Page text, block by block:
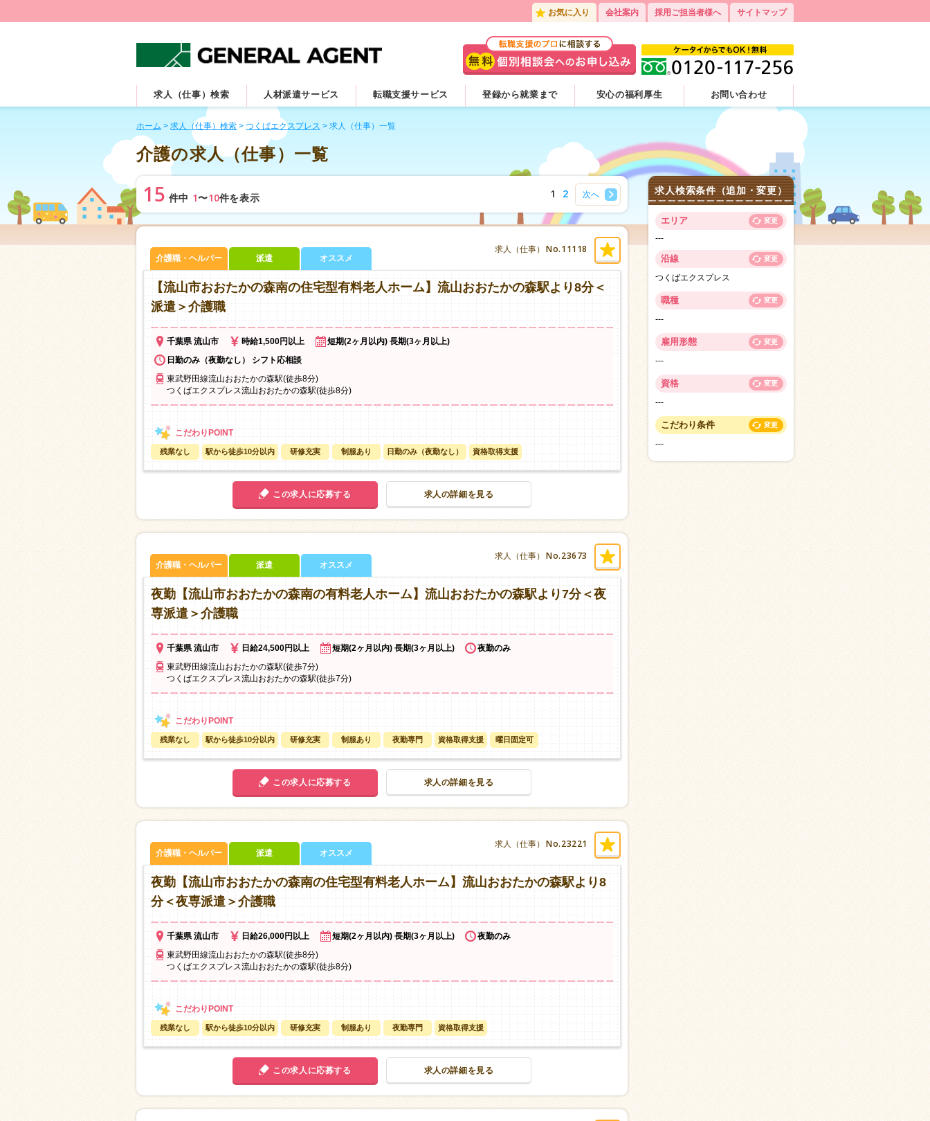
お気に入り 会社案内 採用ご担当者様へ サイトマップ
求人（仕事）検索 人材派遣サービス 転職支援サービス 登録から就業まで 安心の福利厚生 お問い合わせ
ホーム > 求人（仕事）検索 > つくばエクスプレス > 求人（仕事）一覧
介護の求人（仕事）一覧
15 件中 1〜10件を表示 1 2 次へ
求人（仕事） No.11118
介護職・ヘルパー 派遣 オススメ
【流山市おおたかの森南の住宅型有料老人ホーム】流山おおたかの森駅より8分＜
派遣＞介護職
千葉県 流山市 時給1,500円以上
短期(2ヶ月以内) 長期(3ヶ月以上)
日勤のみ（夜勤なし） シフト応相談
東武野田線流山おおたかの森駅(徒歩8分)
つくばエクスプレス流山おおたかの森駅(徒歩8分)
残業なし 駅から徒歩10分以内 研修充実 制服あり 日勤のみ（夜勤なし） 資格取得支援
この求人に応募する 求人の詳細を見る
求人（仕事） No.23673
介護職・ヘルパー 派遣 オススメ
夜勤【流山市おおたかの森南の有料老人ホーム】流山おおたかの森駅より7分＜夜
専派遣＞介護職
千葉県 流山市 日給24,500円以上 短期(2ヶ月以内) 長期(3ヶ月以上)
夜勤のみ
東武野田線流山おおたかの森駅(徒歩7分)
つくばエクスプレス流山おおたかの森駅(徒歩7分)
残業なし 駅から徒歩10分以内 研修充実 制服あり 夜勤専門 資格取得支援 曜日固定可
この求人に応募する 求人の詳細を見る
求人（仕事） No.23221
介護職・ヘルパー 派遣 オススメ
夜勤【流山市おおたかの森南の住宅型有料老人ホーム】流山おおたかの森駅より8
分＜夜専派遣＞介護職
千葉県 流山市 日給26,000円以上 短期(2ヶ月以内) 長期(3ヶ月以上)
夜勤のみ
東武野田線流山おおたかの森駅(徒歩8分)
つくばエクスプレス流山おおたかの森駅(徒歩8分)
残業なし 駅から徒歩10分以内 研修充実 制服あり 夜勤専門 資格取得支援
この求人に応募する 求人の詳細を見る
求人検索条件（追加・変更）
エリア 変更
---
沿線 変更
つくばエクスプレス
職種 変更
---
雇用形態 変更
---
資格 変更
---
こだわり条件 変更
---